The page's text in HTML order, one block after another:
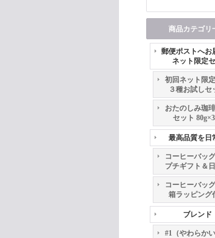
商品カテゴリ
郵便ポストへ
ネット限定
初回ネット限
３種お試しセ
おたのしみ
セット
最高品質を日
コーヒーバ
プチギフト＆
コーヒーバ
箱ラッピング
ブレンド
#1（やわらか